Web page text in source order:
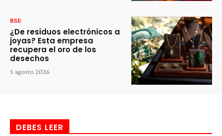
RSE
¿De residuos electrónicos a
joyas? Esta empresa
recupera el oro de los
desechos
5 agosto 2026
DEBES LEER